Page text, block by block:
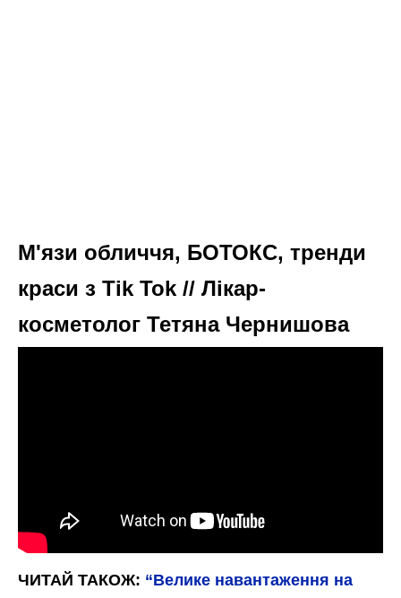
М'язи обличчя, БОТОКС, тренди
краси з Tik Tok // Лікар-
косметолог Тетяна Чернишова
ЧИТАЙ ТАКОЖ: “Велике навантаження на